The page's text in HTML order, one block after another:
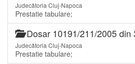
Judecătoria Cluj-Napoca
Prestatie tabulare;
Dosar 10191/211/2005 din
Judecătoria Cluj-Napoca
Prestatie tabulare;